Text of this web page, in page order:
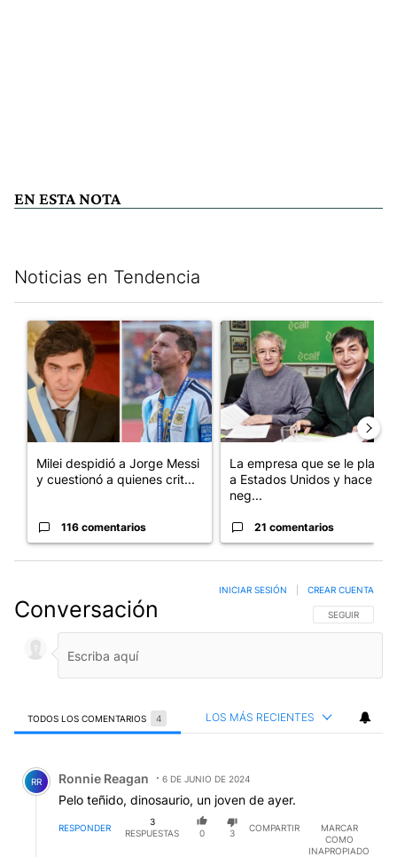
EN ESTA NOTA
Noticias en Tendencia
Un artículo de tendencia con el título "Milei despidió a Jorge
Milei despidió a Jorge Messi
y cuestionó a quienes crit...
116 comentarios
Un artículo de tendencia con
La empresa que se le plantó
a Estados Unidos y hace
neg...
21 comentarios
Conversación SIGA ESTA
SEGUIR
INICIAR SESIÓN CREAR CUENTA
TODOS LOS COMENTARIOS 4 LOS MÁS RECIENTES
Comentario de Ronnie Reagan.
RR Ronnie Reagan 6 DE JUNIO DE 2024
Pelo teñido, dinosaurio, un joven de ayer.
RESPONDER
3
RESPUESTAS
0 3
COMPARTIR
MARCAR
COMO
INAPROPIADO